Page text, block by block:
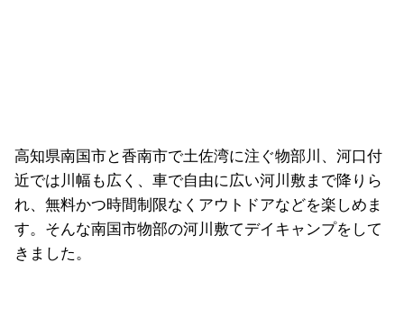
高知県南国市と香南市で土佐湾に注ぐ物部川、河口付
近では川幅も広く、車で自由に広い河川敷まで降りら
れ、無料かつ時間制限なくアウトドアなどを楽しめま
す。そんな南国市物部の河川敷てデイキャンプをして
きました。